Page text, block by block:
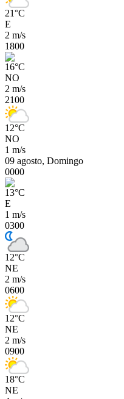
21°C
E
2 m/s
1800
16°C
NO
2 m/s
2100
12°C
NO
1 m/s
09 agosto, Domingo
0000
13°C
E
1 m/s
0300
12°C
NE
2 m/s
0600
12°C
NE
2 m/s
0900
18°C
NE